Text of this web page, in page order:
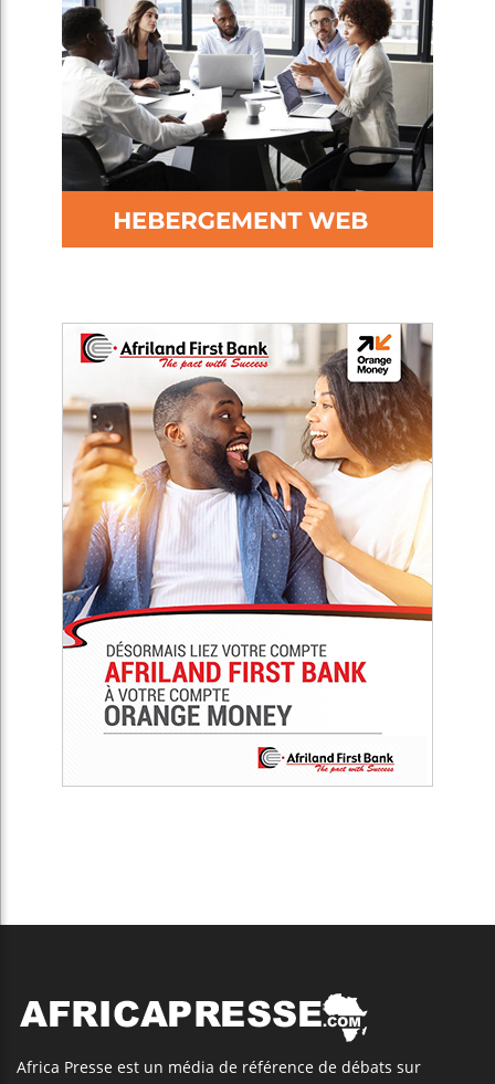
Africa Presse est un média de référence de débats sur